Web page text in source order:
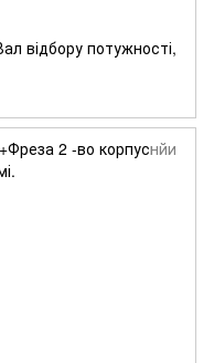
відбору потужності,